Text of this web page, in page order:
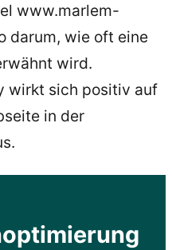
www.marlem-
darum, wie oft eine
wird.
wirkt sich positiv auf
in der